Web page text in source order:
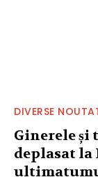
DIVERSE
Ginerele
deplasat